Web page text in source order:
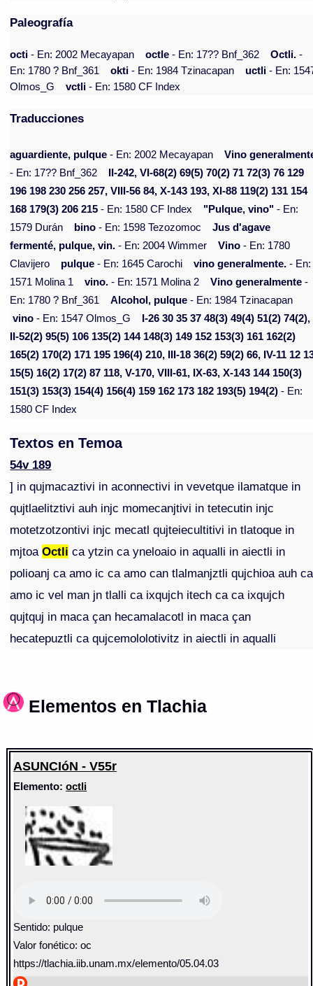
Paleografía
octi - En: 2002 Mecayapan octle - En: 17?? Bnf_362 Octli. -
En: 1780 ? Bnf_361
okti - En: 1984 Tzinacapan uctli - En:
Olmos_G
vctli - En: 1580 CF Index
Traducciones
aguardiente, pulque - En: 2002 Mecayapan
Vino
- En: 17?? Bnf_362
II-242, VI-68(2) 69(5) 70(2) 71 72(3) 76 129
196 198 230 256 257, VIII-56 84, X-143 193, XI-88 119(2) 131 154
168 179(3) 206 215 - En: 1580 CF Index "Pulque, vino" - En:
1579 Durán
bino - En: 1598 Tezozomoc
Jus d'agave
fermenté, pulque, vin. - En: 2004 Wimmer Vino - En: 1780
Clavijero
pulque - En: 1645 Carochi vino generalmente. - En:
1571 Molina 1
vino. - En: 1571 Molina 2 Vino generalmente -
En: 1780 ? Bnf_361
Alcohol, pulque - En: 1984 Tzinacapan
vino - En: 1547 Olmos_G
I-26 30 35 37 48(3) 49(4) 51(2) 74(2),
II-52(2) 95(5) 106 135(2) 144 148(3) 149 152 153(3) 161 162(2)
165(2) 170(2) 171 195 196(4) 210, III-18 36(2) 59(2) 66, IV-11 12
15(5) 16(2) 17(2) 87 118, V-170, VIII-61, IX-63, X-143 144 150(3)
151(3) 153(3) 154(4) 156(4) 159 162 173 182 193(5) 194(2) - En:
1580 CF Index
Textos en Temoa
54v 189
] in qujmacaztivi in aconnectivi in vevetque ilamatque in
qujtlaelitztivi auh injc momecanjtivi in tetecutin injc
motetzotzontivi injc mecatl qujteiecultitivi in tlatoque in
mjtoaOctli ca ytzin ca yneloaio in aqualli in aiectli in
polioanj ca amo ic ca amo can tlalmanjztli qujchioa auh ca
amo ic vel man jn tlalli ca ixqujch itech ca ca ixqujch
qujtquj in maca çan hecamalacotl in maca çan
hecatepuztli ca qujcemololotivitz in aiectli in aqualli
Elementos en Tlachia
ASUNCIóN - V55r
Elemento:octli
Sentido: pulque
Valor fonético: oc
https://tlachia.iib.unam.mx/elemento/05.04.03